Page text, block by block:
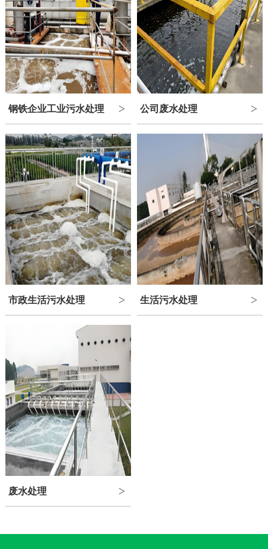
钢铁企业工业污水处理 > 公司废水处理 >
市政生活污水处理 > 生活污水处理 >
废水处理 >